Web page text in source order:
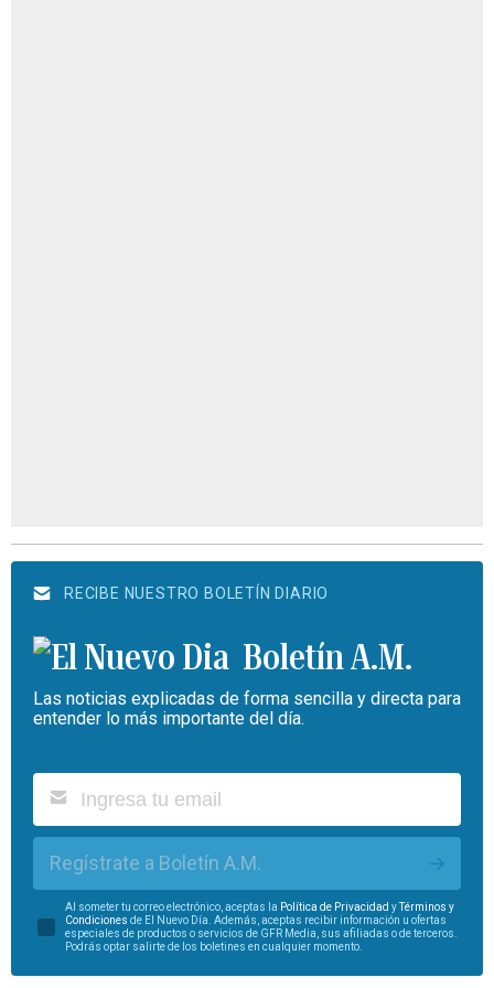
RECIBE NUESTRO BOLETÍN DIARIO
Boletín A.M.
Las noticias explicadas de forma sencilla y directa para
entender lo más importante del día.
Regístrate a Boletín A.M.
Al someter tu correo electrónico, aceptas la Política de Privacidad yTérminos y
Condiciones de El Nuevo Día. Además, aceptas recibir información u ofertas
especiales de productos o servicios de GFR Media, sus afiliadas o de terceros.
Podrás optar salirte de los boletines en cualquier momento.